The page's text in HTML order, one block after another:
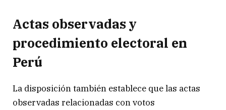
Actas observadas y
procedimiento electoral en
Perú
La disposición también establece que las actas
observadas relacionadas con votos